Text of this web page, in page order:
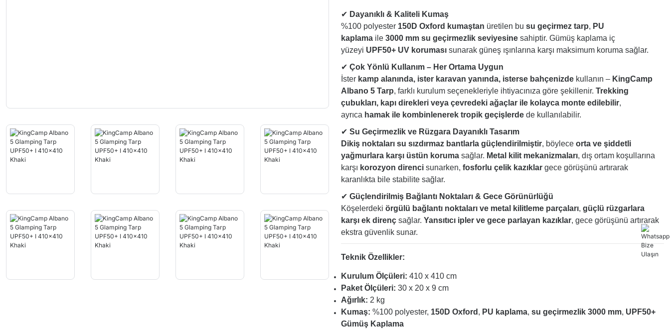
✔ Dayanıklı & Kaliteli Kumaş
%100 polyester 150D Oxford kumaştan üretilen bu su geçirmez tarp, PU
kaplama ile 3000 mm su geçirmezlik seviyesine sahiptir. Gümüş kaplama iç
yüzeyi UPF50+ UV koruması sunarak güneş ışınlarına karşı maksimum koruma sağlar.
✔ Çok Yönlü Kullanım – Her Ortama Uygun
İster kamp alanında, ister karavan yanında, isterse bahçenizde kullanın – KingCamp
Albano 5 Tarp, farklı kurulum seçenekleriyle ihtiyacınıza göre şekillenir. Trekking
çubukları, kapı direkleri veya çevredeki ağaçlar ile kolayca monte edilebilir,
ayrıca hamak ile kombinlenerek tropik geçişlerde de kullanılabilir.
✔ Su Geçirmezlik ve Rüzgara Dayanıklı Tasarım
Dikiş noktaları su sızdırmaz bantlarla güçlendirilmiştir, böylece orta ve şiddetli
yağmurlara karşı üstün koruma sağlar. Metal kilit mekanizmaları, dış ortam koşullarına
karşı korozyon direnci sunarken, fosforlu çelik kazıklar gece görüşünü artırarak
karanlıkta bile stabilite sağlar.
✔ Güçlendirilmiş Bağlantı Noktaları & Gece Görünürlüğü
Köşelerdeki örgülü bağlantı noktaları ve metal kilitleme parçaları, güçlü rüzgarlara
karşı ek direnç sağlar. Yansıtıcı ipler ve gece parlayan kazıklar, gece görüşünü artırarak
ekstra güvenlik sunar.
Teknik Özellikler:
Kurulum Ölçüleri: 410 x 410 cm
Paket Ölçüleri: 30 x 20 x 9 cm
Ağırlık: 2 kg
Kumaş: %100 polyester, 150D Oxford , PU kaplama, su geçirmezlik 3000 mm, UPF50+
Gümüş Kaplama